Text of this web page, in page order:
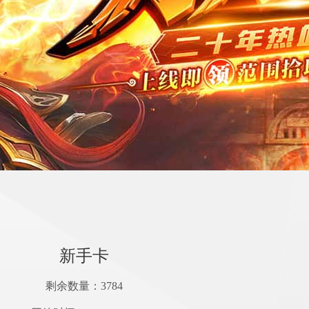
新手卡
剩余数量： 3784